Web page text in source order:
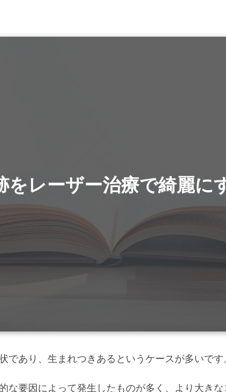
をレーザー治療で綺麗に
であり、生まれつきあるというケースが多いです。
な要因によって発生したものが多く、より大き